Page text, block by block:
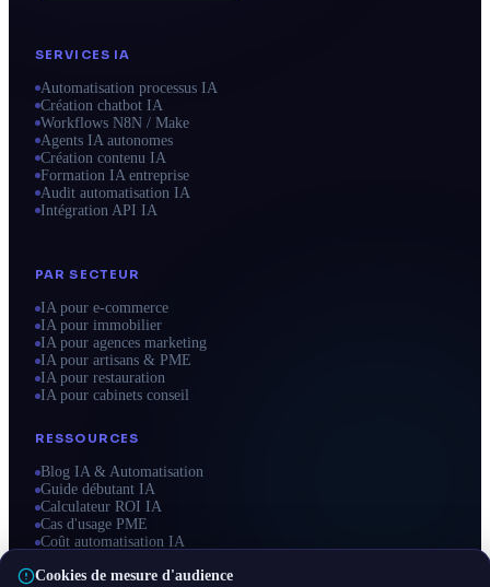
SERVICES IA
Automatisation processus IA
Création chatbot IA
Workflows N8N / Make
Agents IA autonomes
Création contenu IA
Formation IA entreprise
Audit automatisation IA
Intégration API IA
PAR SECTEUR
IA pour e-commerce
IA pour immobilier
IA pour agences marketing
IA pour artisans & PME
IA pour restauration
IA pour cabinets conseil
RESSOURCES
Blog IA & Automatisation
Guide débutant IA
Calculateur ROI IA
Cas d'usage PME
Coût automatisation IA
Cookies de mesure d'audience